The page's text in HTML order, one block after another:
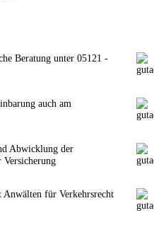
Beratung unter 05121 -
auch am
Abwicklung der
Anwälten für Verkehrsrecht